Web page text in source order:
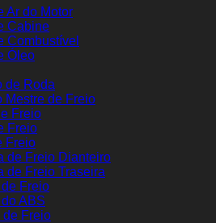
Ar do Motor
Cabine
Combustível
Óleo
de Roda
Mestre de Freio
Freio
Freio
Freio
de Freio Dianteiro
de Freio Traseira
Freio
ABS
de Freio